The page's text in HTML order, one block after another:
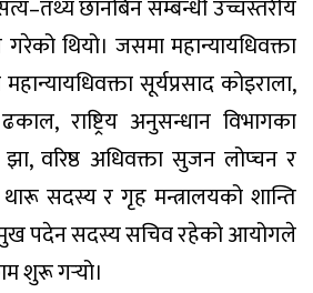
छानबिन सम्बन्धी उच्चस्तरीय
थियो। जसमा महान्यायधिवक्ता
सूर्यप्रसाद कोइराला,
राष्ट्रिय अनुसन्धान विभागका
वरिष्ठ अधिवक्ता सुजन लोप्चन र
सदस्य र गृह मन्त्रालयको शान्ति
पदेन सदस्य सचिव रहेको आयोगले
शुरू गर्‍यो।